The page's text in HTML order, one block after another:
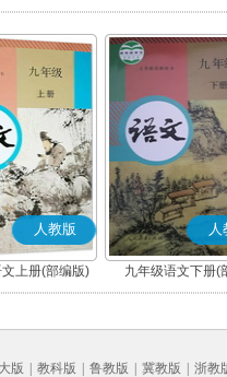
版)
人教版
上册(部编版)
人
九年级语文下册(
版 教科版 鲁教版 冀教版
浙教